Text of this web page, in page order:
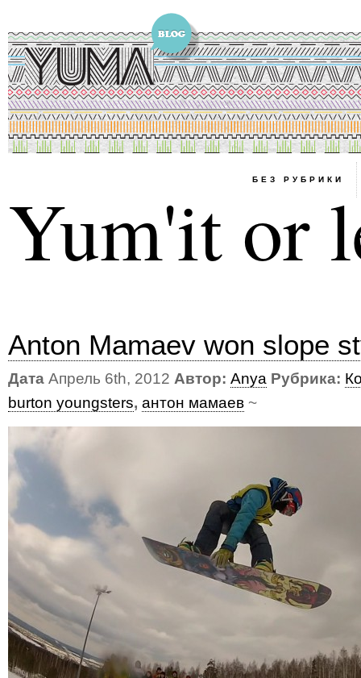
БЕЗ РУБРИКИ
Yum'it or
Anton Mamaev won slope
Дата Апрель 6th, 2012 Автор: Anya Рубрика:
burton youngsters, антон мамаев ~